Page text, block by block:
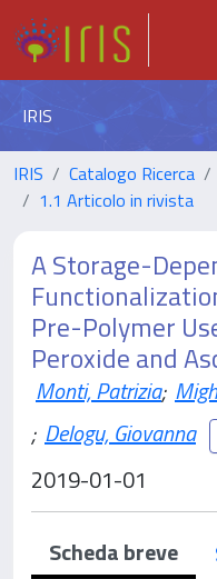
IRIS
IRIS Catalogo Ricerca
1.1 Articolo in rivista
A Storage-
Pre-Polymer
Peroxide and
Monti, Patrizia;
; Delogu, Giovanna
2019-01-01
Scheda breve